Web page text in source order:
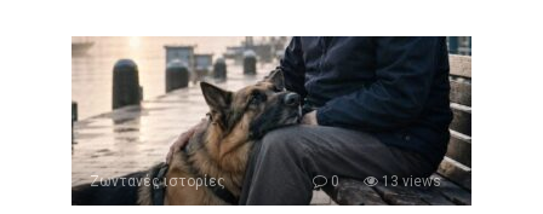
Ζωντανές ιστορίες 0 13 views